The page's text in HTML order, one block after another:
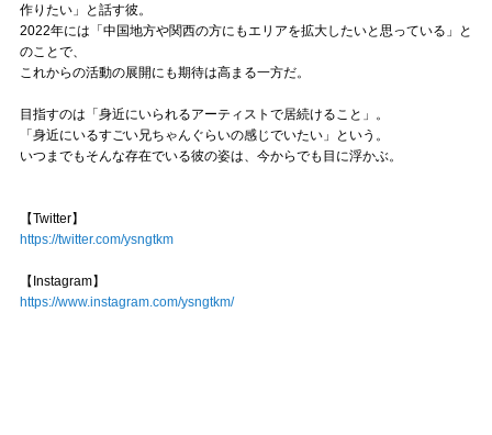
作りたい」と話す彼。
2022年には「中国地方や関西の方にもエリアを拡大したいと思っている」と
のことで、
これからの活動の展開にも期待は高まる一方だ。
目指すのは「身近にいられるアーティストで居続けること」。
「身近にいるすごい兄ちゃんぐらいの感じでいたい」という。
いつまでもそんな存在でいる彼の姿は、今からでも目に浮かぶ。
【Twitter】
https://twitter.com/ysngtkm
【Instagram】
https://www.instagram.com/ysngtkm/